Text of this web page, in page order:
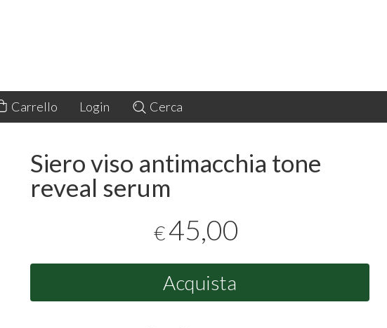
Carrello Login Cerca
Siero viso antimacchia tone
reveal serum
€45,00
Acquista